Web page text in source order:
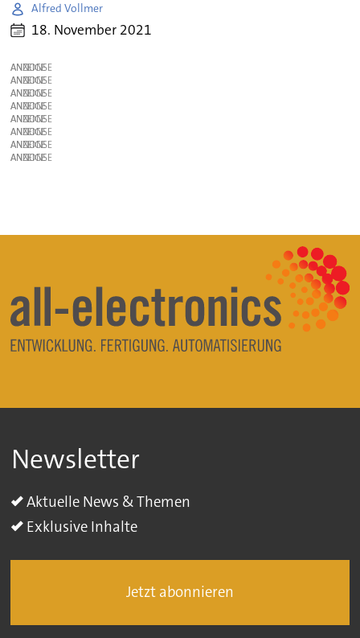
Alfred Vollmer
18. November 2021
ANZEIGE
ANZEIGE
ANZEIGE
ANZEIGE
ANZEIGE
ANZEIGE
ANZEIGE
ANZEIGE
Newsletter
Aktuelle News & Themen
Exklusive Inhalte
Jetzt abonnieren